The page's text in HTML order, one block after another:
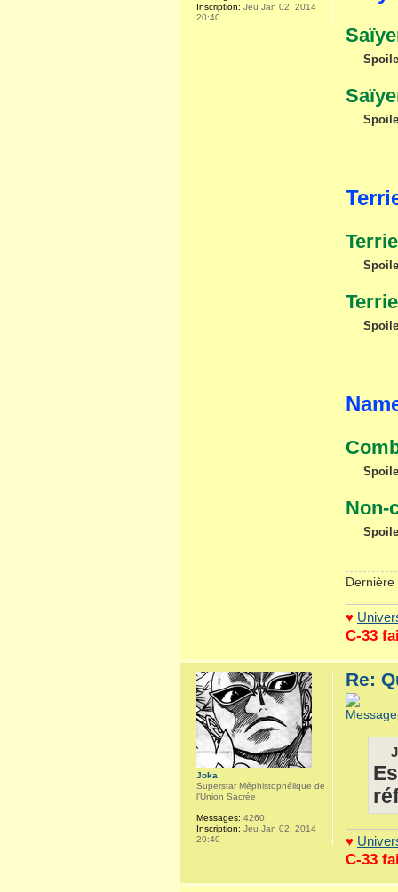
Non-
♥
C-33
Inscription: Jeu Jan 02, 2014
20:40
Re:
♥
C-33
Joka
Superstar Méphistophélique de
l'Union Sacrée
Messages: 4260
Inscription: Jeu Jan 02, 2014
20:40